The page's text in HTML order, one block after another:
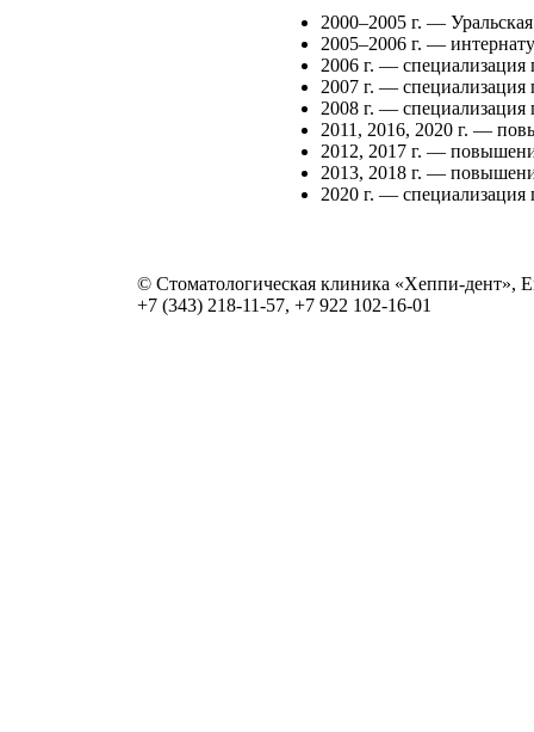
2000–2005 г. —
2005–2006 г. —
2006 г. — специализация
2007 г. — специализация
2008 г. — специализация
2011, 2016, 2020 г. —
2012, 2017 г. —
2013, 2018 г. —
2020 г. — специализация
© Стоматологическая клиника «Хеппи-дент»,
+7 (343) 218-11-57, +7 922 102-16-01